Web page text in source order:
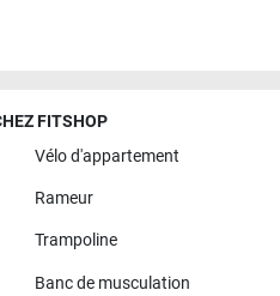
FITSHOP
Vélo d'appartement
Rameur
Trampoline
Banc de musculation